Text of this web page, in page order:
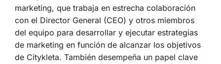
marketing, que trabaja en estrecha colaboración
con el Director General (CEO) y otros miembros
del equipo para desarrollar y ejecutar estrategias
de marketing en función de alcanzar los objetivos
de Citykleta. También desempeña un papel clave